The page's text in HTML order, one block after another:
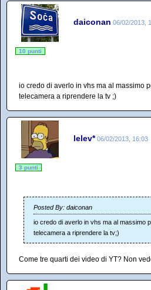
daiconan 06/02/2013,
10 punti
io credo di averlo in vhs ma al massimo
telecamera a riprendere la tv ;)
lelev* 06/02/2013, 16:03
3 punti
Posted By: daiconan
io credo di averlo in vhs ma al massimo
telecamera a riprendere la tv;)
Come tre quarti dei video di YT? Non